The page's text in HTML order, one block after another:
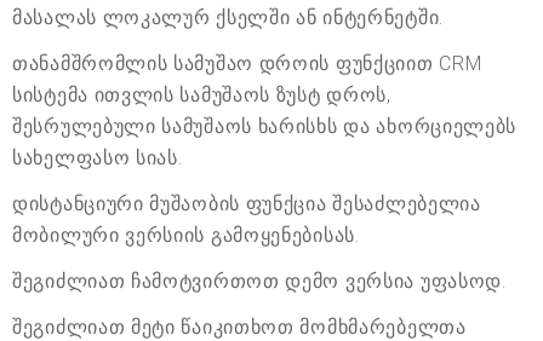
მასალას ლოკალურ ქსელში ან ინტერნეტში.
თანამშრომლის სამუშაო დროის ფუნქციით CRM
სისტემა ითვლის სამუშაოს ზუსტ დროს,
შესრულებული სამუშაოს ხარისხს და ახორციელებს
სახელფასო სიას.
დისტანციური მუშაობის ფუნქცია შესაძლებელია
მობილური ვერსიის გამოყენებისას.
შეგიძლიათ ჩამოტვირთოთ დემო ვერსია უფასოდ.
შეგიძლიათ მეტი წაიკითხოთ მომხმარებელთა